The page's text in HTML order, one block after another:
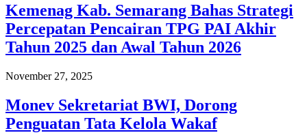
Kemenag Kab. Semarang Bahas Strategi
Percepatan Pencairan TPG PAI Akhir
Tahun 2025 dan Awal Tahun 2026
November 27, 2025
Monev Sekretariat BWI, Dorong
Penguatan Tata Kelola Wakaf